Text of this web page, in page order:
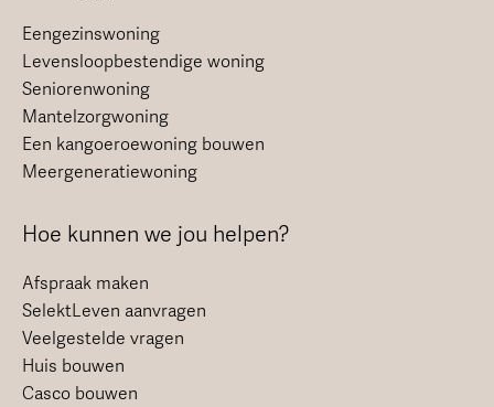
Eengezinswoning
Levensloopbestendige woning
Seniorenwoning
Mantelzorgwoning
Een kangoeroewoning bouwen
Meergeneratiewoning
Hoe kunnen we jou helpen?
Afspraak maken
SelektLeven aanvragen
Veelgestelde vragen
Huis bouwen
Casco bouwen